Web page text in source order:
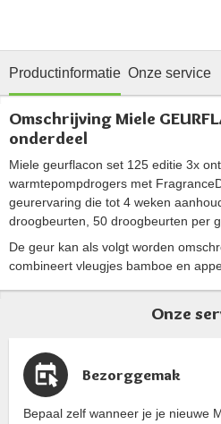
Productinformatie Onze service
Omschrijving Miele
onderdeel
Miele geurflacon set 125 editie 3x
warmtepompdrogers met
geurervaring die tot 4 weken
droogbeurten, 50 droogbeurten per
De geur kan als volgt worden
combineert vleugjes bamboe en
Onze
Bezorggemak
Bepaal zelf wanneer je je nieuwe